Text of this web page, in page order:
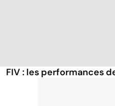
FIV : les performances